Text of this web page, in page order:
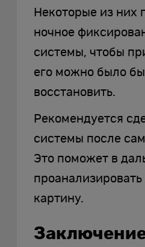
Некоторые из них
ночное
системы, чтобы
его можно было
восстановить.
Рекомендуется
системы после
Это поможет в
картину.